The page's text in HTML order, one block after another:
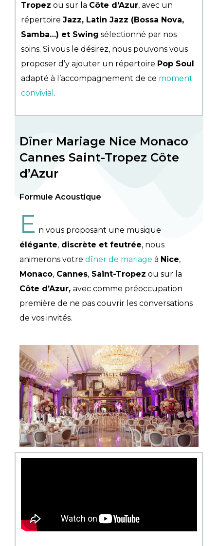
Tropez ou sur la Côte d’Azur, avec un
répertoire Jazz, Latin Jazz (Bossa Nova,
Samba…) et Swing sélectionné par nos
soins. Si vous le désirez, nous pouvons vous
proposer d’y ajouter un répertoire Pop Soul
adapté à l’accompagnement de ce moment
convivial .
Dîner Mariage Nice Monaco
Cannes Saint-Tropez Côte
d’Azur
Formule Acoustique
E n vous proposant une musique
élégante, discrète et feutrée, nous
animerons votre dîner de mariage à Nice,
Monaco, Cannes, Saint-Tropez ou sur la
Côte d’Azur, avec comme préoccupation
première de ne pas couvrir les conversations
de vos invités.